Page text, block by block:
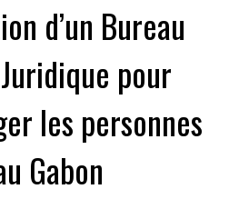
d’un Bureau
pour
les personnes
Gabon